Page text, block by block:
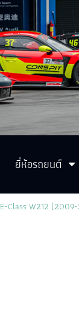
ยี่ห้อรถยนต์
E-Class W212